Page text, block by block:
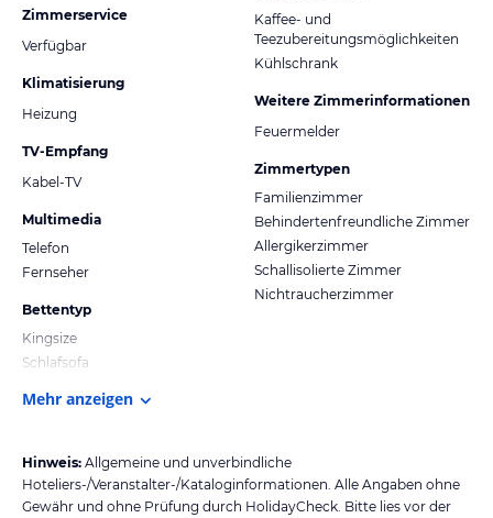
Zimmerservice
Verfügbar
Klimatisierung
Heizung
TV-Empfang
Kabel-TV
Multimedia
Telefon
Fernseher
Bettentyp
Kingsize
Schlafsofa
Kaffee- und
Teezubereitungsmöglichkeiten
Kühlschrank
Weitere Zimmerinformationen
Feuermelder
Zimmertypen
Familienzimmer
Behindertenfreundliche Zimmer
Allergikerzimmer
Schallisolierte Zimmer
Nichtraucherzimmer
Mehr anzeigen
Hinweis: Allgemeine und unverbindliche
Hoteliers-/Veranstalter-/Kataloginformationen. Alle Angaben ohne
Gewähr und ohne Prüfung durch HolidayCheck. Bitte lies vor der